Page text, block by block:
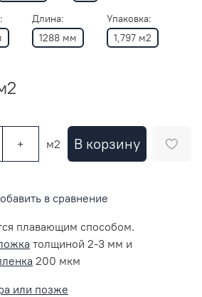
Длина:
1288 мм
Упаковка:
1,797 м2
+ м2 В корзину
в сравнение
плавающим способом.
толщиной 2-3 мм и
200 мкм
или позже